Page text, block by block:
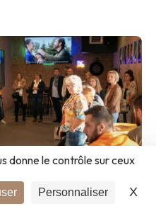
donne le contrôle sur ceux
Personnaliser X